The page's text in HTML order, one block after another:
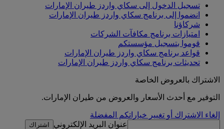
تسجيل الدخول إلى سكاي واردز طيران الإمارات
انضموا إلى برنامج سكاي واردز طيران الإمارات
شركاؤنا
امتيازات برنامج مكافآت الشركات
قوموا بتسجيل مؤسستكم
قواعد برنامج سكاي واردز طيران الإمارات
تحديثات برنامج سكاي واردز طيران الإمارات
الاشتراك بالعروض الخاصة
التوفير مع أحدث الأسعار والعروض من طيران الإمارات.
إلغاء الاشتراك أو تغيير خياراتكم المفضلة
عنوان البريد الإلكتروني
اشتراك